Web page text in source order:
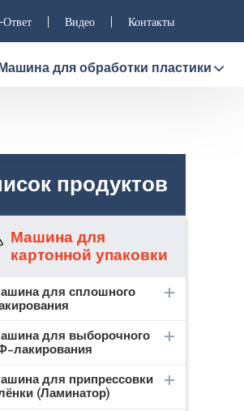
Видео Контакты
для обработки пластики
продуктов
Машина для
картонной упаковки
для сплошного
для выборочного
лакирования
для припрессовки
(Ламинатор)